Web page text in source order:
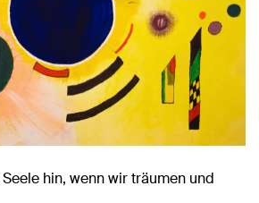
hin, wenn wir träumen und